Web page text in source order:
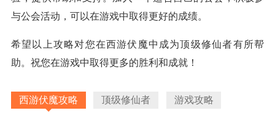
与公会活动，可以在游戏中取得更好的成绩。
希望以上攻略对您在西游伏魔中成为顶级修仙者有所帮
助。祝您在游戏中取得更多的胜利和成就！
西游伏魔攻略 顶级修仙者 游戏攻略